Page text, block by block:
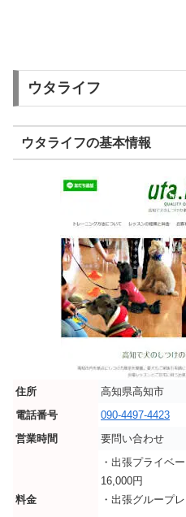
ウタライフ
ウタライフの基本情報
住所
高知県高知市
電話番号
090-4497-4423
営業時間
要問い合わせ
料金
・出張プライベ
16,000円
・出張グループ